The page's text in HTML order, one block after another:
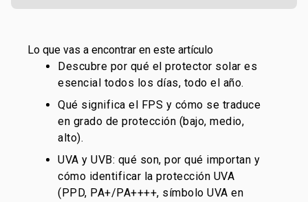
Lo que vas a encontrar en este artículo
Descubre por qué el protector solar es
esencial todos los días, todo el año.
Qué significa el FPS y cómo se traduce
en grado de protección (bajo, medio,
alto).
UVA y UVB: qué son, por qué importan y
cómo identificar la protección UVA
(PPD, PA+/PA++++, símbolo UVA en